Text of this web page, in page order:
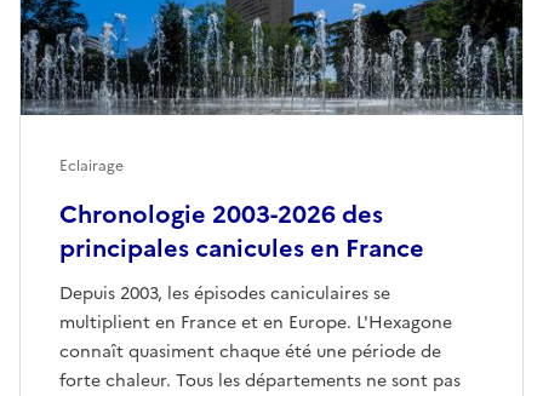
Chronologie 2003-2026 des
principales canicules en France
Depuis 2003, les épisodes caniculaires se
multiplient en France et en Europe. L'Hexagone
connaît quasiment chaque été une période de
forte chaleur. Tous les départements ne sont pas
Eclairage